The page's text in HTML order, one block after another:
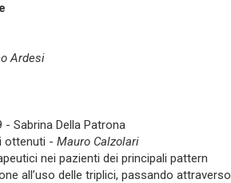
Ardesi
- Sabrina Della Patrona
ottenuti - Mauro Calzolari
nei pazienti dei principali pattern
all’uso delle triplici, passando attraverso